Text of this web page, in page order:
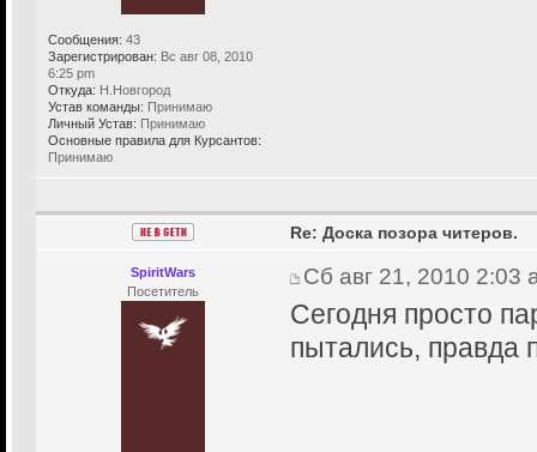
Сообщения: 43
Зарегистрирован: Вс авг 08, 2010
6:25 pm
Откуда: Н.Новгород
Устав команды: Принимаю
Личный Устав: Принимаю
Основные правила для Курсантов:
Принимаю
SpiritWars
Посетитель
Re: Доска позора читеров.
Сб авг 21, 2010 2:03
Сегодня просто
пытались, правда